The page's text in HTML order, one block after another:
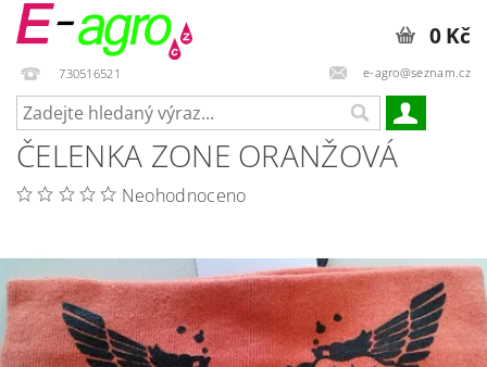
730516521 e-agro@seznam.cz
0 Kč
ČELENKA ZONE ORANŽOVÁ
Neohodnoceno